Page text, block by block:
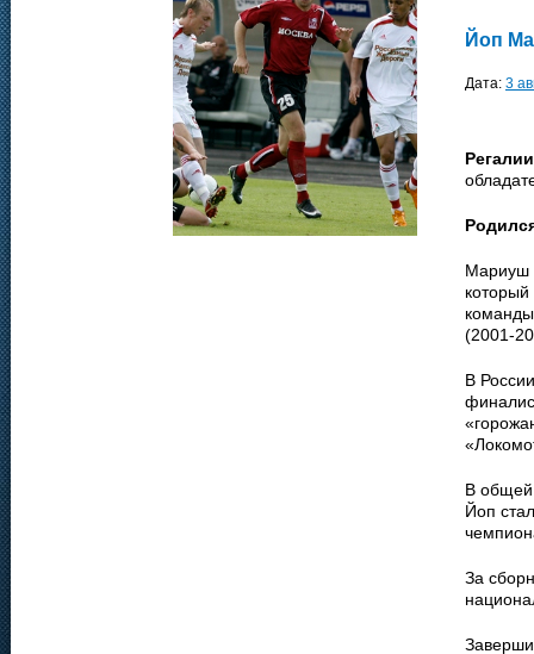
Йоп
Дата: 3
Мариуш
(2001-
В
В общей
Йоп
За